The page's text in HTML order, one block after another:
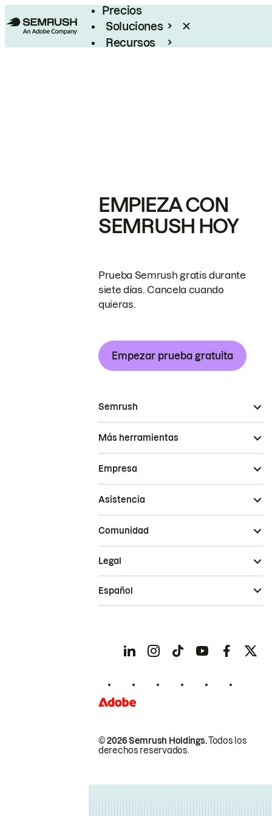
Precios
Soluciones
Recursos
EMPIEZA CON
SEMRUSH HOY
Prueba Semrush gratis durante
siete días. Cancela cuando
quieras.
Empezar prueba gratuita
Semrush
Más herramientas
Empresa
Asistencia
Comunidad
© 2026 Semrush Holdings.Todos los
derechos reservados.
Legal
Español